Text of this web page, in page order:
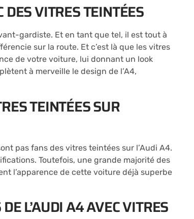
DES VITRES TEINTÉES
gardiste. Et en tant que tel, il est tout à
sur la route. Et c’est là que les vitres
de votre voiture, lui donnant un look
à merveille le design de l’A4,
TEINTÉES SUR
pas fans des vitres teintées sur l’Audi A4.
Toutefois, une grande majorité des
l’apparence de cette voiture déjà superbe
L’AUDI A4 AVEC VITRES